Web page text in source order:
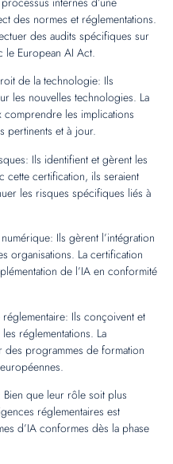
des normes et réglementations.
des audits spécifiques sur
le European AI Act.
de la technologie: Ils
les nouvelles technologies. La
les implications
pertinents et à jour.
Ils identifient et gèrent les
cette certification, ils seraient
les risques spécifiques liés à
Ils gèrent l’intégration
organisations. La certification
de l’IA en conformité
Ils conçoivent et
réglementations. La
programmes de formation
que leur rôle soit plus
réglementaires est
d’IA conformes dès la phase